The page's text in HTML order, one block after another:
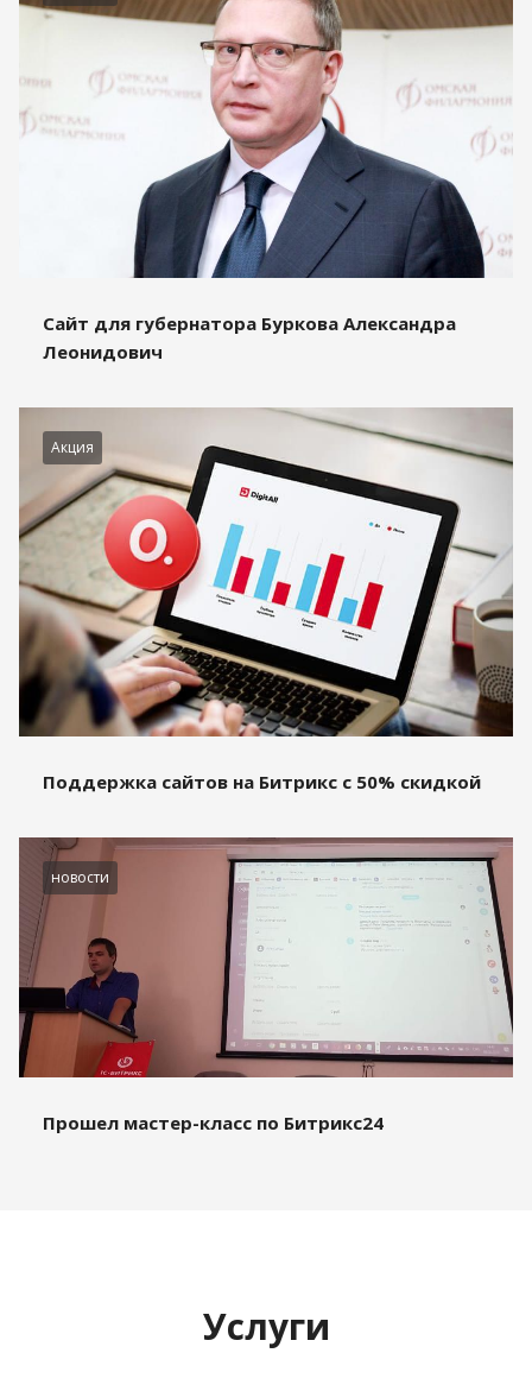
Сайт для губернатора Буркова Александра
Леонидович
Акция
Поддержка сайтов на Битрикс с 50% скидкой
новости
Прошел мастер-класс по Битрикс24
Услуги